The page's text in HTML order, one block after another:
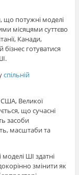
що потужні моделі
місяцями суттєво
Канади,
бізнес готуватися
спільній
США, Великої
що сучасні
засоби
масштаби та
ШІ здатні
змінити як